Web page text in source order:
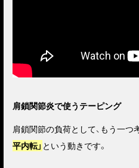
肩鎖関節炎で使うテーピング
肩鎖関節の負荷として、もう一
平内転」 という動きです。